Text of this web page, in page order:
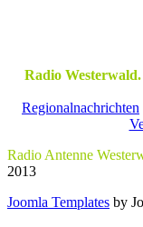
Radio
Regionalnachrichten
Radio Antenne
2013
Joomla Templates by